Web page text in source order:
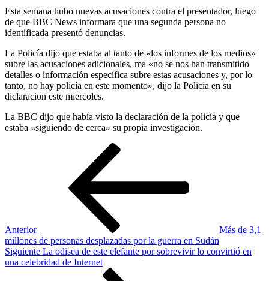
Esta semana hubo nuevas acusaciones contra el presentador, luego
de que BBC News informara que una segunda persona no
identificada presentó denuncias.
La Policía dijo que estaba al tanto de «los informes de los medios»
subre las acusaciones adicionales, ma «no se nos han transmitido
detalles o información específica subre estas acusaciones y, por lo
tanto, no hay policía en este momento», dijo la Policia en su
diclaracion este miercoles.
La BBC dijo que había visto la declaración de la policía y que
estaba «siguiendo de cerca» su propia investigación.
Anterior
Más de 3,1
millones de personas desplazadas por la guerra en Sudán
Siguiente
entrada
Siguiente La odisea de este elefante por sobrevivir lo convirtió en
una celebridad de Internet